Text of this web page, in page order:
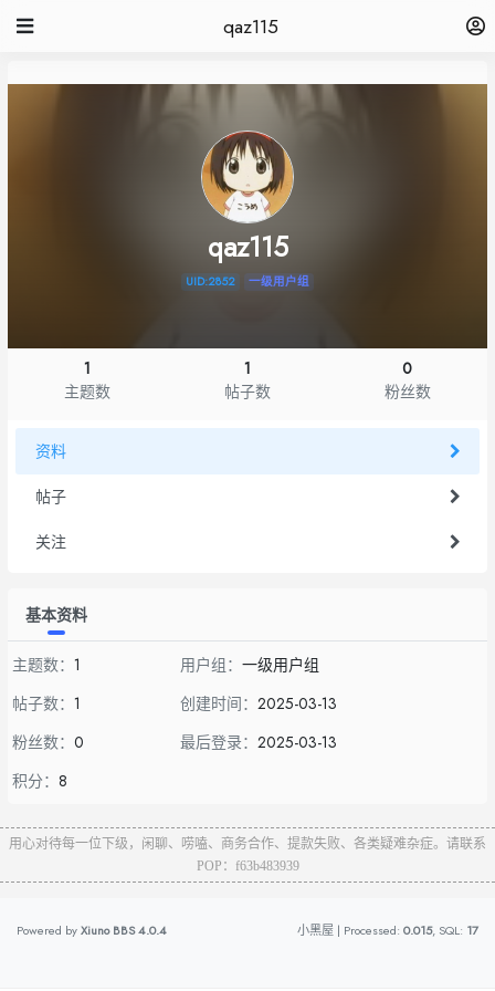
qaz115
qaz115
UID:2852 一级用户组
1
主题数
1
帖子数
0
粉丝数
资料
帖子
关注
基本资料
主题数： 1
帖子数： 1
粉丝数： 0
积分： 8
用户组： 一级用户组
创建时间： 2025-03-13
最后登录： 2025-03-13
用心对待每一位下级，闲聊、唠嗑、商务合作、提款失败、各类疑难杂症。请联系
POP：f63b483939
Powered byXiuno BBS4.0.4 小黑屋 | Processed: 0.015, SQL: 17